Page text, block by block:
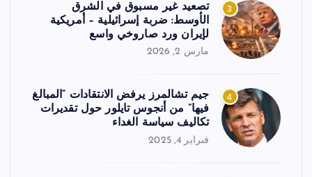
3
تصعيد غير مسبوق في الشرق
الأوسط: ضربة إسرائيلية – أمريكية
لإيران ورد صاروخي واسع
مارس 2, 2026
4
جيم تشالمرز يرفض الانتقادات “المبالغ
فيها” من أنجوس تايلور حول تقديرات
تكاليف سياسة الغداء
فبراير 4, 2025